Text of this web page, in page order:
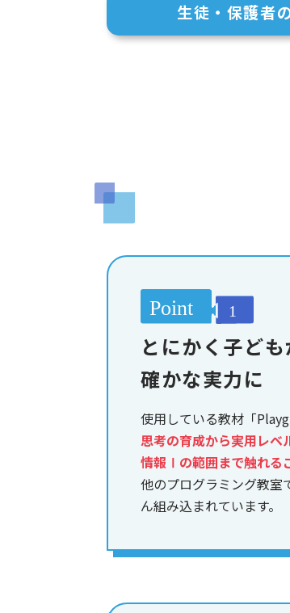
生徒・保護者
とにかく子ども
確かな実力に
使用している教材「
思考の育成から実用レベ
情報Ⅰの範囲まで触れる
他のプログラミング教室
ん組み込まれています。